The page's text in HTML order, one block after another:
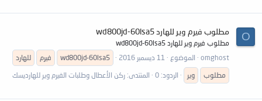
O مطلوب فيرم وير للهارد wd800jd-60lsa5
مطلوب فيرم وير للهارد wd800jd-60lsa5
omghost
الموضوع 11 ديسمبر 2016 wd800jd-60lsa5 فيرم
للهارد
مطلوب
وير الردود: 0 المنتدى: ركن الأعطال وطلبات الفيرم وير للهارديسك